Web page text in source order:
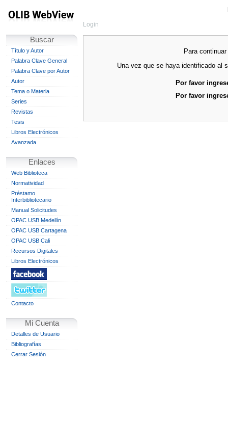
Buscar
Título y Autor
Palabra Clave General
Palabra Clave por Autor
Autor
Tema o Materia
Series
Revistas
Tesis
Libros Electrónicos
Avanzada
Enlaces
Web Biblioteca
Normatividad
Préstamo
Interbibliotecario
Manual Solicitudes
OPAC USB Medellín
OPAC USB Cartagena
OPAC USB Cali
Recursos Digitales
Libros Electrónicos
Contacto
Mi Cuenta
Detalles de Usuario
Bibliografías
Cerrar Sesión
Login
Para
Una vez que se haya identificado al
Por favor
Por favor